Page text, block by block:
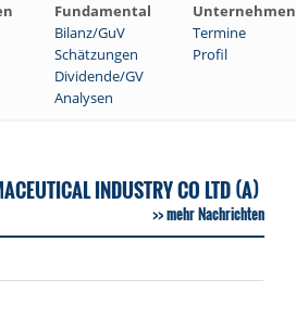
Fundamental Unternehmen
Bilanz/GuV Termine
Schätzungen Profil
Dividende/GV
Analysen
INDUSTRY CO LTD (A)
mehr Nachrichten